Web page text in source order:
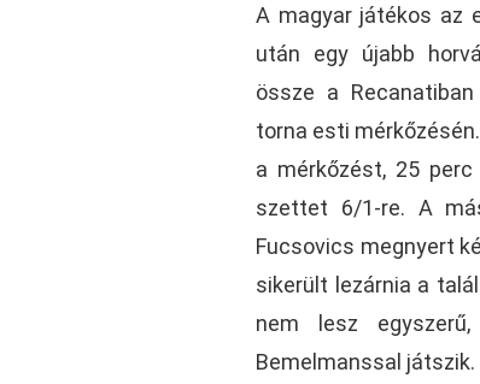
A magyar játékos az
után egy újabb
össze a
torna esti
a mérkőzést, 25
szettet 6/1-re. A
Fucsovics megnyert
sikerült lezárnia a
nem lesz
Bemelmanssal játszik.